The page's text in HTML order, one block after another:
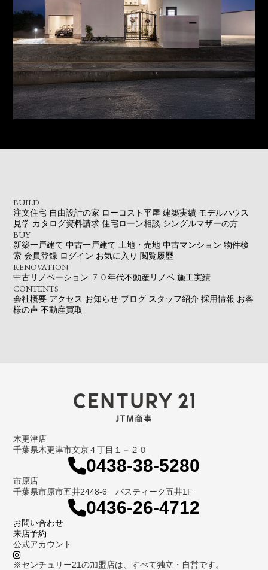
BUILD
注文住宅 自由設計の家 ローコスト平屋 建築実績 モデルハウス
見学 カタログ資料請求 住宅ローン相談 シングルマザーの方
BUY
新築一戸建て 中古一戸建て 土地・売地 中古マンション 物件検
索 会員登録 ログイン お気に入り 閲覧履歴
RENOVATION
中古リノベーション ７０年代不動産リノベ 施工実績
CONTENTS
会社概要 アクセス お知らせ ブログ スタッフ紹介 採用情報 お客
様の声 不動産買取
木更津店
千葉県木更津市文京４丁目１－２０
0438-38-5280
市原店
千葉県市原市五井2448-6 パスティーク五井1F
0436-26-4712
お問い合わせ
来店予約
公式アカウント
※センチュリー21の加盟店は、すべて独立・自営です。